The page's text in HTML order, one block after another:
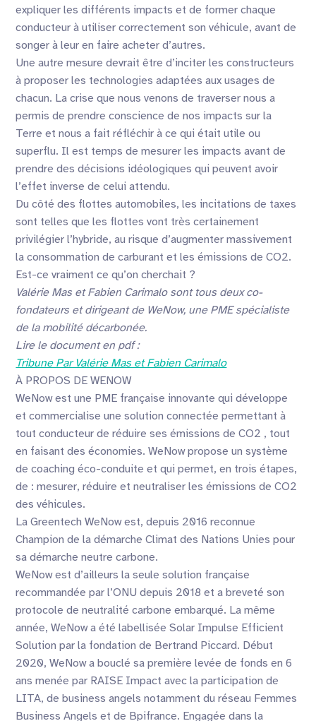
expliquer les différents impacts et de former chaque
conducteur à utiliser correctement son véhicule, avant de
songer à leur en faire acheter d’autres.
Une autre mesure devrait être d’inciter les constructeurs
à proposer les technologies adaptées aux usages de
chacun. La crise que nous venons de traverser nous a
permis de prendre conscience de nos impacts sur la
Terre et nous a fait réfléchir à ce qui était utile ou
superflu. Il est temps de mesurer les impacts avant de
prendre des décisions idéologiques qui peuvent avoir
l’effet inverse de celui attendu.
Du côté des flottes automobiles, les incitations de taxes
sont telles que les flottes vont très certainement
privilégier l’hybride, au risque d’augmenter massivement
la consommation de carburant et les émissions de CO2.
Est-ce vraiment ce qu’on cherchait ?
Valérie Mas et Fabien Carimalo sont tous deux co-
fondateurs et dirigeant de WeNow, une PME spécialiste
de la mobilité décarbonée.
Lire le document en pdf :
Tribune Par Valérie Mas et Fabien Carimalo
À PROPOS DE WENOW
WeNow est une PME française innovante qui développe
et commercialise une solution connectée permettant à
tout conducteur de réduire ses émissions de CO2 , tout
en faisant des économies. WeNow propose un système
de coaching éco-conduite et qui permet, en trois étapes,
de : mesurer, réduire et neutraliser les émissions de CO2
des véhicules.
La Greentech WeNow est, depuis 2016 reconnue
Champion de la démarche Climat des Nations Unies pour
sa démarche neutre carbone.
WeNow est d’ailleurs la seule solution française
recommandée par l’ONU depuis 2018 et a breveté son
protocole de neutralité carbone embarqué. La même
année, WeNow a été labellisée Solar Impulse Efficient
Solution par la fondation de Bertrand Piccard. Début
2020, WeNow a bouclé sa première levée de fonds en 6
ans menée par RAISE Impact avec la participation de
LITA, de business angels notamment du réseau Femmes
Business Angels et de Bpifrance. Engagée dans la